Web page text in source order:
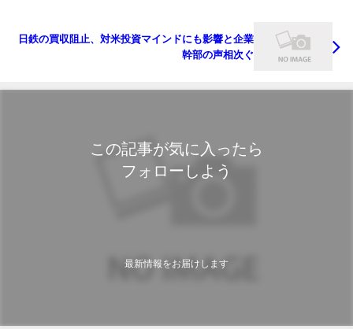
日鉄の買収阻止、対米投資マインドにも影響と企業
幹部の声相次ぐ
この記事が気に入ったら
フォローしよう
最新情報をお届けします